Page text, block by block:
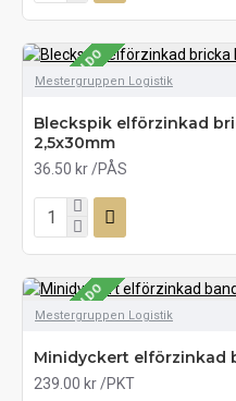
SE LAGERSALDO
Mestergruppen Logistik
Bleckspik elförzinkad
2,5x30mm
36.50 kr /PÅS
SE LAGERSALDO
Mestergruppen Logistik
Minidyckert elförzinkad
239.00 kr /PKT